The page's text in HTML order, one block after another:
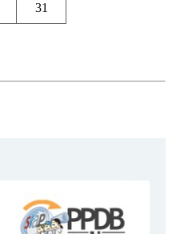
31